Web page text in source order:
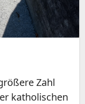
Zahl
katholischen